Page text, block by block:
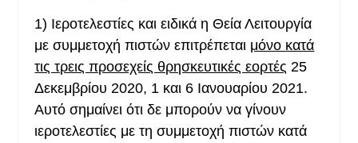
1) Ιεροτελεστίες και ειδικά η Θεία Λειτουργία
με συμμετοχή πιστών επιτρέπεται μόνο κατά
τις τρεις προσεχείς θρησκευτικές εορτές 25
Δεκεμβρίου 2020, 1 και 6 Ιανουαρίου 2021.
Αυτό σημαίνει ότι δε μπορούν να γίνουν
ιεροτελεστίες με τη συμμετοχή πιστών κατά